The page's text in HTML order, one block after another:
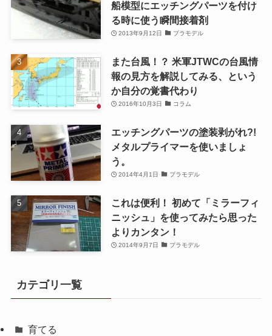
船模型にエッチングパーツを付け
る時に使う瞬間接着剤
2013年9月12日 プラモデル
また台風！？ 米軍JTWCの台風情
報の見方を解説してみる、という
か自分の覚書代わり
2016年10月3日 コラム
エッチングパーツの塗装剥がれ?!
メタルプライマーを使いましょ
う。
2014年4月1日 プラモデル
これは便利！ 初めて「ミラーフィ
ニッシュ」を使ってみたら思った
よりカンタン！
2014年9月7日 プラモデル
カテゴリ一覧
育てる